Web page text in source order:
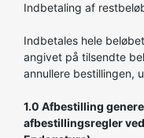
Indbetaling af
Indbetales hele
angivet på tilsendte
annullere bestillingen,
1.0 Afbestilling
afbestillingsregler